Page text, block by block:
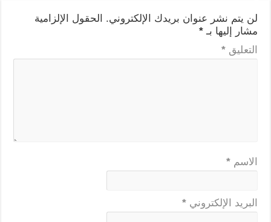
لن يتم نشر عنوان بريدك الإلكتروني.
الحقول الإلزامية
مشار إليها بـ *
التعليق *
الاسم *
البريد الإلكتروني *